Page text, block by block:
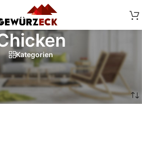
Kategorien
mit „Chicken“